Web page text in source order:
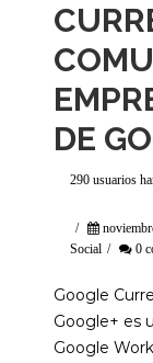
DE
290 usuarios
/
Social / 0
Google
Google+ es
Google